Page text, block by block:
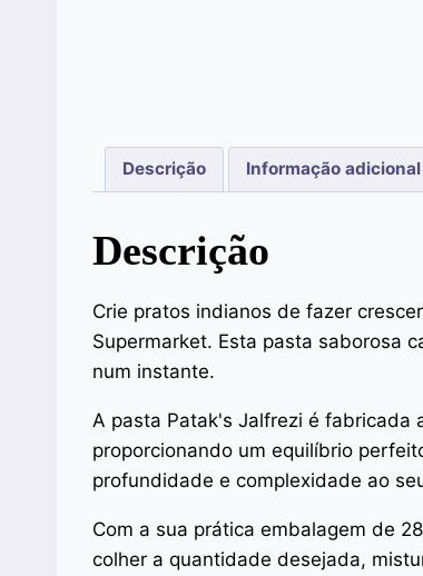
Descrição Informação adicional
Descrição
Crie pratos indianos de fazer
Supermarket. Esta pasta saborosa
num instante.
A pasta Patak's Jalfrezi é fabricada
proporcionando um equilíbrio
profundidade e complexidade ao
Com a sua prática embalagem de
colher a quantidade desejada,